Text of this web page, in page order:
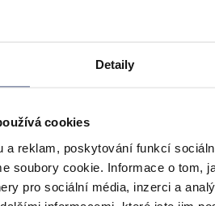
Detaily
cookies
a reklam, poskytování funkcí
soubory cookie. Informace o tom,
pro sociální média, inzerci a
další činy by
navrhla
vražda a některé další trestné činy s
mohly zařadit mezi nepromlčitelné. Jde
související s obecným ohrožením,